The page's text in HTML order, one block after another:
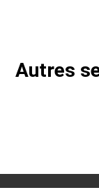
Autres